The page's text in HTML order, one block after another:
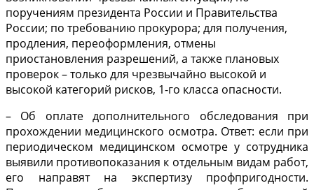
поручениям президента России и Правительства
России; по требованию прокурора; для получения,
продления, переоформления, отмены
приостановления разрешений, а также плановых
проверок – только для чрезвычайно высокой и
высокой категорий рисков, 1-го класса опасности.
– Об оплате дополнительного обследования при
прохождении медицинского осмотра. Ответ: если при
периодическом медицинском осмотре у сотрудника
выявили противопоказания к отдельным видам работ,
его направят на экспертизу профпригодности.